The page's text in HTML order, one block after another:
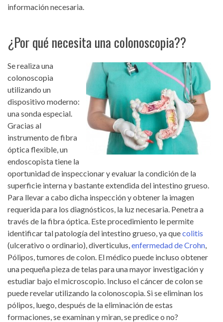
información necesaria.
¿Por qué necesita una colonoscopia??
Se realiza una
colonoscopia
utilizando un
dispositivo moderno:
una sonda especial.
Gracias al
instrumento de fibra
óptica flexible, un
endoscopista tiene la
oportunidad de inspeccionar y evaluar la condición de la
superficie interna y bastante extendida del intestino grueso.
Para llevar a cabo dicha inspección y obtener la imagen
requerida para los diagnósticos, la luz necesaria. Penetra a
través de la fibra óptica. Este procedimiento le permite
identificar tal patología del intestino grueso, ya quecolitis
(ulcerativo o ordinario), diverticulus,enfermedad de Crohn,
Pólipos, tumores de colon. El médico puede incluso obtener
una pequeña pieza de telas para una mayor investigación y
estudiar bajo el microscopio. Incluso el cáncer de colon se
puede revelar utilizando la colonoscopia. Si se eliminan los
pólipos, luego, después de la eliminación de estas
formaciones, se examinan y miran, se predice o no?